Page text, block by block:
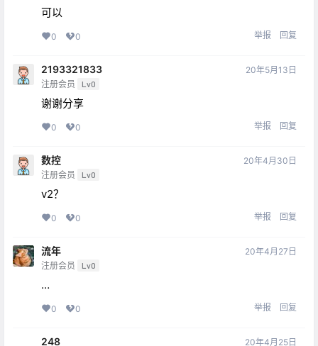
可以
0 0 举报 回复
2193321833
注册会员 Lv0
20年5月13日
谢谢分享
0 0 举报 回复
数控
注册会员 Lv0
20年4月30日
v2？
0 0 举报 回复
流年
注册会员 Lv0
20年4月27日
…
0 0 举报 回复
‭248 20年4月25日